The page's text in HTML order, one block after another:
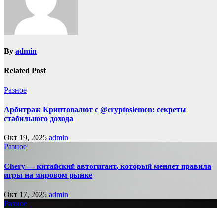
By admin
Related Post
Разное
Арбитраж Криптовалют с @cryptoslemon: секреты
стабильного дохода
Окт 19, 2025 admin
Разное
Chery — китайский автогигант, который меняет правила
игры на мировом рынке
Окт 17, 2025 admin
Разное